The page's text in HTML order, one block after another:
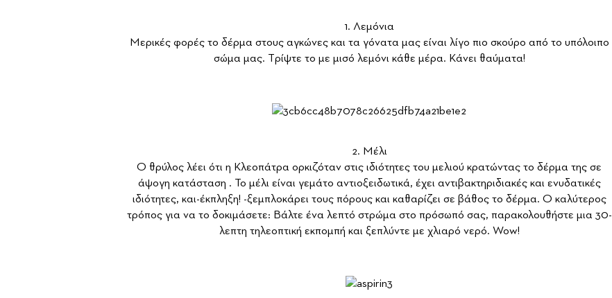
1. Λεμόνια
Μερικές φορές το δέρμα στους αγκώνες και τα γόνατα μας είναι λίγο πιο σκούρο από το υπόλοιπο
σώμα μας. Tρίψτε το με μισό λεμόνι κάθε μέρα. Κάνει θαύματα!
2. Μέλι
Ο θρύλος λέει ότι η Κλεοπάτρα ορκιζόταν στις ιδιότητες του μελιού κρατώντας το δέρμα της σε
άψογη κατάσταση . Το μέλι είναι γεμάτο αντιοξειδωτικά, έχει αντιβακτηριδιακές και ενυδατικές
ιδιότητες, και-έκπληξη! -ξεμπλοκάρει τους πόρους και καθαρίζει σε βάθος το δέρμα. Ο καλύτερος
τρόπος για να το δοκιμάσετε: Βάλτε ένα λεπτό στρώμα στο πρόσωπό σας, παρακολουθήστε μια 30-
λεπτη τηλεοπτική εκπομπή και ξεπλύντε με χλιαρό νερό. Wow!